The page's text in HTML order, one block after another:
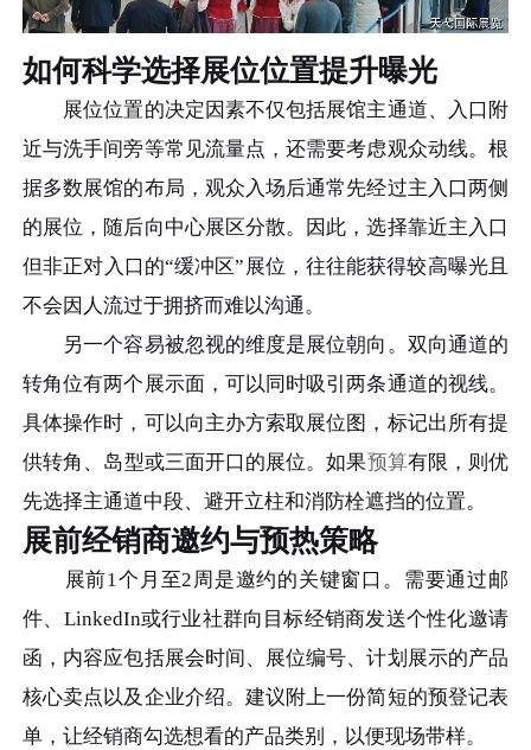
如何科学选择展位位置提升曝光
展位位置的决定因素不仅包括展馆主通道、入口附
近与洗手间旁等常见流量点，还需要考虑观众动线。根
据多数展馆的布局，观众入场后通常先经过主入口两侧
的展位，随后向中心展区分散。因此，选择靠近主入口
但非正对入口的“缓冲区”展位，往往能获得较高曝光且
不会因人流过于拥挤而难以沟通。
另一个容易被忽视的维度是展位朝向。双向通道的
转角位有两个展示面，可以同时吸引两条通道的视线。
具体操作时，可以向主办方索取展位图，标记出所有提
供转角、岛型或三面开口的展位。如果预算有限，则优
先选择主通道中段、避开立柱和消防栓遮挡的位置。
展前经销商邀约与预热策略
展前1个月至2周是邀约的关键窗口。需要通过邮
件、LinkedIn或行业社群向目标经销商发送个性化邀请
函，内容应包括展会时间、展位编号、计划展示的产品
核心卖点以及企业介绍。建议附上一份简短的预登记表
单，让经销商勾选想看的产品类别，以便现场带样。